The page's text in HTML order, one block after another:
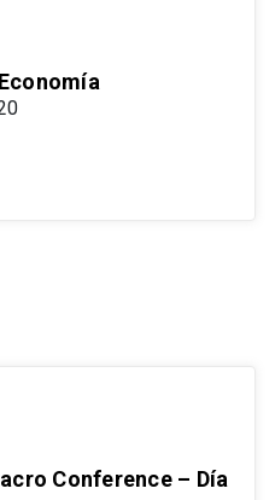
Conference – Día